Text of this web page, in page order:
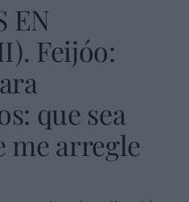
EN
Feijóo:
que sea
me arregle